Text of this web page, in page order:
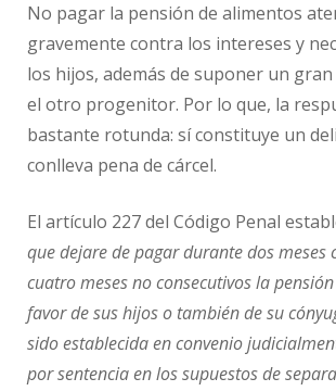
No pagar la pensión de alimentos
gravemente contra los intereses y
los hijos, además de suponer un
el otro progenitor. Por lo que, la
bastante rotunda: sí constituye un
conlleva pena de cárcel.
El artículo 227 del Código Penal
que dejare de pagar durante dos meses
cuatro meses no consecutivos la
favor de sus hijos o también de su
sido establecida en convenio
por sentencia en los supuestos de